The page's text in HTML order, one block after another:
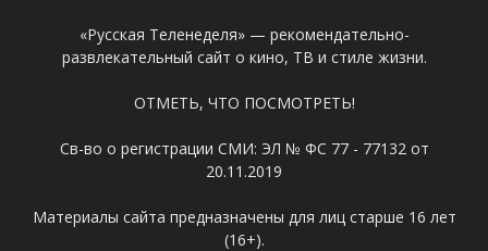
«Русская Теленеделя» — рекомендательно-
развлекательный сайт о кино, ТВ и стиле жизни.
ОТМЕТЬ, ЧТО ПОСМОТРЕТЬ!
Св-во о регистрации СМИ: ЭЛ № ФС 77 - 77132 от
20.11.2019
Материалы сайта предназначены для лиц старше 16 лет
(16+).